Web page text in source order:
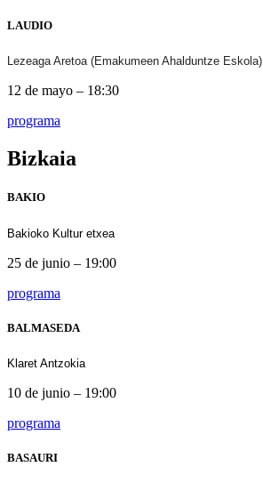
LAUDIO
Lezeaga Aretoa (Emakumeen Ahalduntze Eskola)
12 de mayo – 18:30
programa
Bizkaia
BAKIO
Bakioko Kultur etxea
25 de junio – 19:00
programa
BALMASEDA
Klaret Antzokia
10 de junio – 19:00
programa
BASAURI